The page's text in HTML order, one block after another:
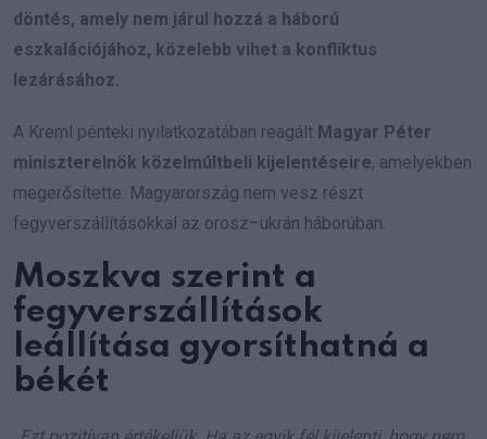
döntés, amely nem járul hozzá a háború
eszkalációjához, közelebb vihet a konfliktus
lezárásához.
A Kreml pénteki nyilatkozatában reagált Magyar Péter
miniszterelnök közelmúltbeli kijelentéseire, amelyekben
megerősítette: Magyarország nem vesz részt
fegyverszállításokkal az orosz–ukrán háborúban.
Moszkva szerint a
fegyverszállítások
leállítása gyorsíthatná a
békét